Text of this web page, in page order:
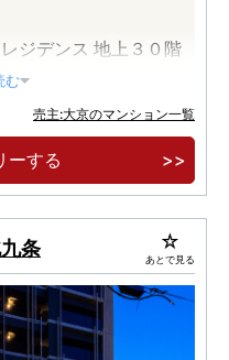
ジデンス 地上３０階
市公園・商業施設・
む
売主:大京のマンション一覧
ーする
条 あとで見る